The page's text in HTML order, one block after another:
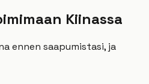
Kiinassa
ennen saapumistasi, ja